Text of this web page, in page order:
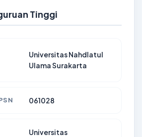
Tinggi
Universitas Nahdlatul
Ulama Surakarta
061028
Universitas